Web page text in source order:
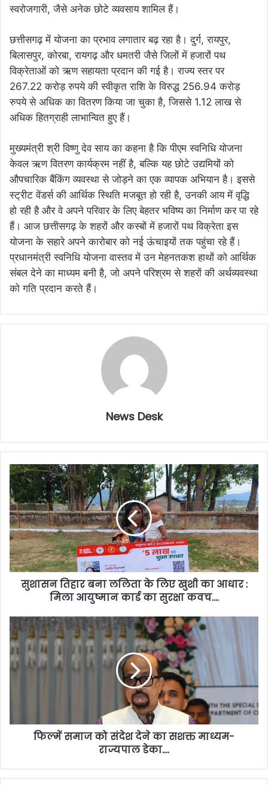
स्वरोजगारी, जैसे अनेक छोटे व्यवसाय शामिल हैं।
छत्तीसगढ़ में योजना का प्रभाव लगातार बढ़ रहा है। दुर्ग, रायपुर,
बिलासपुर, कोरबा, रायगढ़ और धमतरी जैसे जिलों में हजारों पथ
विक्रेताओं को ऋण सहायता प्रदान की गई है। राज्य स्तर पर
267.22 करोड़ रुपये की स्वीकृत राशि के विरुद्ध 256.94 करोड़
रुपये से अधिक का वितरण किया जा चुका है, जिससे 1.12 लाख से
अधिक हितग्राही लाभान्वित हुए हैं।
मुख्यमंत्री श्री विष्णु देव साय का कहना है कि पीएम स्वनिधि योजना
केवल ऋण वितरण कार्यक्रम नहीं है, बल्कि यह छोटे उद्यमियों को
औपचारिक बैंकिंग व्यवस्था से जोड़ने का एक व्यापक अभियान है। इससे
स्ट्रीट वेंडर्स की आर्थिक स्थिति मजबूत हो रही है, उनकी आय में वृद्धि
हो रही है और वे अपने परिवार के लिए बेहतर भविष्य का निर्माण कर पा रहे
हैं। आज छत्तीसगढ़ के शहरों और कस्बों में हजारों पथ विक्रेता इस
योजना के सहारे अपने कारोबार को नई ऊंचाइयों तक पहुंचा रहे हैं।
प्रधानमंत्री स्वनिधि योजना वास्तव में उन मेहनतकश हाथों को आर्थिक
संबल देने का माध्यम बनी है, जो अपने परिश्रम से शहरों की अर्थव्यवस्था
को गति प्रदान करते हैं।
News Desk
सुशासन तिहार बना ललिता के लिए खुशी का आधार :
मिला आयुष्मान कार्ड का सुरक्षा कवच….
फिल्में समाज को संदेश देने का सशक्त माध्यम-
राज्यपाल डेका….